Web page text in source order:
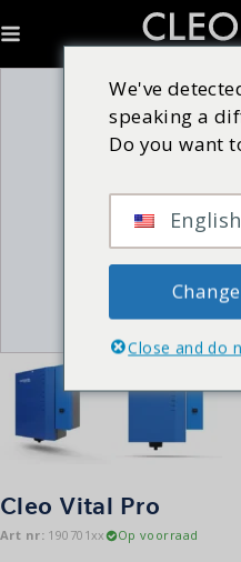
Cleo Vital Pro
Art nr: 190701xx Op voorraad
We've
speaking a
Do you want
English
Close and do